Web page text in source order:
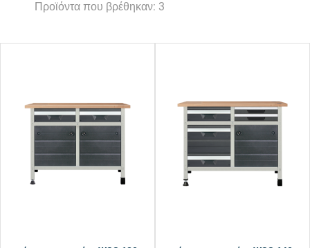
Προϊόντα που βρέθηκαν: 3